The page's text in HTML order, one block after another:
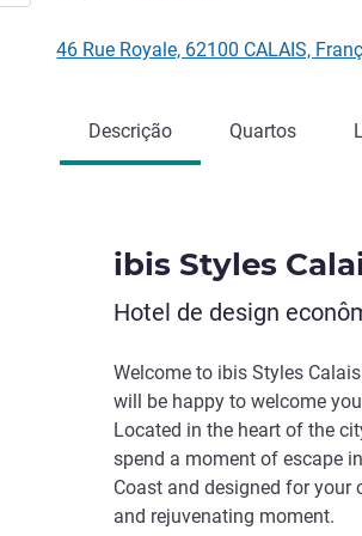
46 Rue Royale, 62100 CALAIS,
Descrição Quartos
ibis Styles
Hotel de design
Welcome to ibis Styles
will be happy to welcome
Located in the heart of the
spend a moment of escape
Coast and designed for your
and rejuvenating moment.